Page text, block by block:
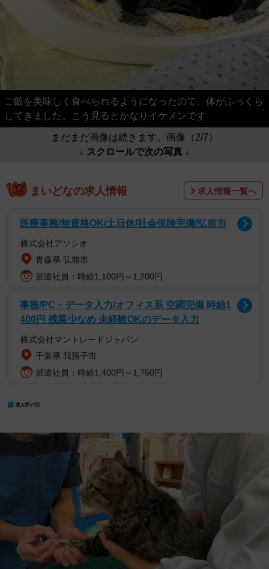
ご飯を美味しく食べられるようになったので、体がふっくら
してきました。こう見るとかなりイケメンです
まだまだ画像は続きます。画像（2/7）
↓ スクロールで次の写真 ↓
まいどなの求人情報 求人情報一覧へ
医療事務/無資格OK/土日休/社会保険完備/弘前市
株式会社アソシオ
青森県 弘前市
派遣社員：時給1,100円～1,200円
事務/PC・データ入力/オフィス系 空調完備 時給1
400円 残業少なめ 未経験OKのデータ入力
株式会社マントレードジャパン
千葉県 我孫子市
派遣社員：時給1,400円～1,750円